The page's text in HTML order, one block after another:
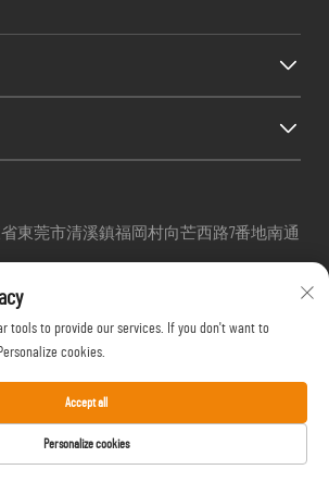
省東莞市清溪鎮福岡村向芒西路7番地南通
Gifts (Dongguan) Company Ltd -
tools to provide our services. If you don't want to
cookies.
Personalize cookies
Accept all